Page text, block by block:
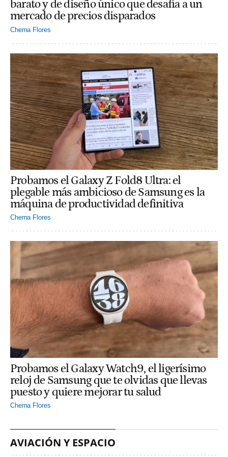
barato y de diseño único que desafía a un
mercado de precios disparados
Chema Flores
Probamos el Galaxy Z Fold8 Ultra: el
plegable más ambicioso de Samsung es la
máquina de productividad definitiva
Chema Flores
Probamos el Galaxy Watch9, el ligerísimo
reloj de Samsung que te olvidas que llevas
puesto y quiere mejorar tu salud
Chema Flores
AVIACIÓN Y ESPACIO